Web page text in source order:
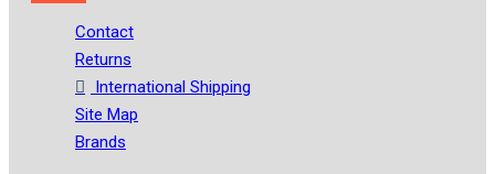
Contact
Returns
International Shipping
Site Map
Brands